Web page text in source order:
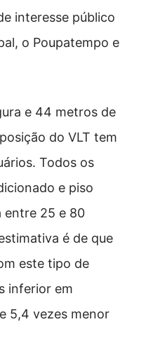
interesse público
o Poupatempo e
e 44 metros de
do VLT tem
Todos os
e piso
entre 25 e 80
é de que
este tipo de
inferior em
5,4 vezes menor